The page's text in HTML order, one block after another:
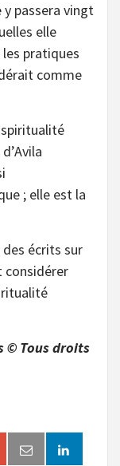
y passera vingt
elle
pratiques
comme
spiritualité
; elle est la
écrits sur
considérer
© Tous droits